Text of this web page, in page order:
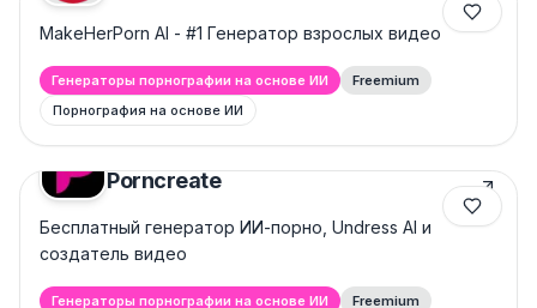
MakeHerPorn AI - #1 Генератор взрослых видео
Генераторы порнографии на основе ИИ
Freemium
Порнография на основе ИИ
Porncreate
Бесплатный генератор ИИ-порно, Undress AI и
создатель видео
Генераторы порнографии на основе ИИ Freemium